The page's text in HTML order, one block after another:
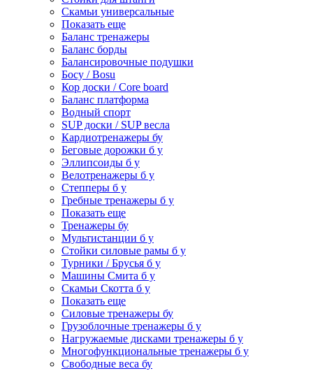
Скамьи универсальные
Показать еще
Баланс тренажеры
Баланс борды
Балансировочные подушки
Босу / Bosu
Кор доски / Core board
Баланс платформа
Водный спорт
SUP доски / SUP весла
Кардиотренажеры бу
Беговые дорожки б у
Эллипсоиды б у
Велотренажеры б у
Степперы б у
Гребные тренажеры б у
Показать еще
Тренажеры бу
Мультистанции б у
Стойки силовые рамы б у
Турники / Брусья б у
Машины Смита б у
Скамьи Скотта б у
Показать еще
Силовые тренажеры бу
Грузоблочные тренажеры б у
Нагружаемые дисками тренажеры б у
Многофункциональные тренажеры б у
Свободные веса бу